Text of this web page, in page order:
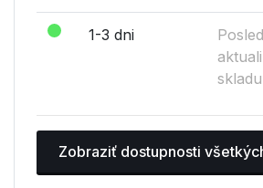
1-3 dni
Zobraziť dostupnosti